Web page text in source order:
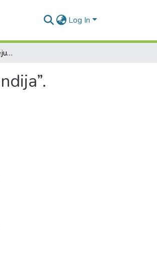
Log In
Darba vides risku novērtējums kokapstrādes uzņēmumā “Sendija”.